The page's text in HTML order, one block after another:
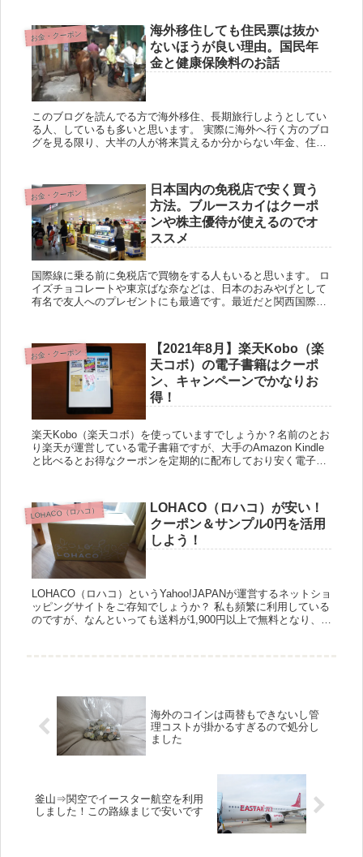
お金・クーポン
海外移住しても住民票は抜か
ないほうが良い理由。国民年
金と健康保険料のお話
このブログを読んでる方で海外移住、長期旅行しようとしてい
る人、しているも多いと思います。 実際に海外へ行く方のブロ
グを見る限り、大半の人が将来貰えるか分からない年金、住民
お金・クーポン
日本国内の免税店で安く買う
方法。ブルースカイはクーポ
ンや株主優待が使えるのでオ
ススメ
国際線に乗る前に免税店で買物をする人もいると思います。 ロ
イズチョコレートや東京ばな奈などは、日本のおみやげとして
有名で友人へのプレゼントにも最適です。最近だと関西国際空
お金・クーポン
【2021年8月】楽天Kobo（楽
天コボ）の電子書籍はクーポ
ン、キャンペーンでかなりお
得！
楽天Kobo（楽天コボ）を使っていますでしょうか？名前のとお
り楽天が運営している電子書籍ですが、大手のAmazon Kindle
と比べるとお得なクーポンを定期的に配布しており安く電子書
LOHACO（ロハコ）
LOHACO（ロハコ）が安い！
クーポン＆サンプル0円を活用
しよう！
LOHACO（ロハコ）というYahoo!JAPANが運営するネットショ
ッピングサイトをご存知でしょうか？ 私も頻繁に利用している
のですが、なんといっても送料が1,900円以上で無料となり、更
海外のコインは両替もできないし管
理コストが掛かるすぎるので処分し
ました
釜山⇒関空でイースター航空を利用
しました！この路線まじで安いです